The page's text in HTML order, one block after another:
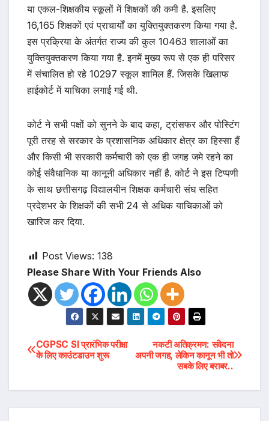
या एकल-शिक्षकीय स्कूलों में शिक्षकों की कमी है. इसलिए
16,165 शिक्षकों एवं प्राचार्यों का युक्तियुक्तकरण किया गया है.
इस प्रक्रिया के अंतर्गत राज्य की कुल 10463 शालाओं का
युक्तियुक्तकरण किया गया है. इनमें मुख्य रूप से एक ही परिसर
में संचालित हो रहे 10297 स्कूल शामिल हैं. जिसके खिलाफ
हाईकोर्ट में याचिका लगाई गई थी.
कोर्ट ने सभी पक्षों को सुनने के बाद कहा, ट्रांसफर और पोस्टिंग
पूरी तरह से सरकार के प्रशासनिक अधिकार क्षेत्र का हिस्सा हैं
और किसी भी सरकारी कर्मचारी को एक ही जगह जमे रहने का
कोई संवैधानिक या कानूनी अधिकार नहीं है. कोर्ट ने इस टिप्पणी
के साथ छत्तीसगढ़ विद्यालयीन शिक्षक कर्मचारी संघ सहित
प्रदेशभर के शिक्षकों की सभी 24 से अधिक याचिकाओं को
खारिज कर दिया.
Post Views: 138
Please Share With Your Friends Also
Post
नकटी अतिक्रमण: संवेदना
अपनी जगह, लेकिन कानून भी तो
सबके लिए बराबर..
CGPSC SI प्रारंभिक परीक्षा
के लिए काउंटडाउन शुरू